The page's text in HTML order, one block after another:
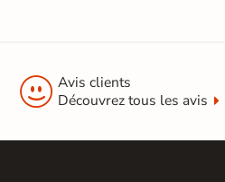
 Avis clients
Découvrez tous les avis